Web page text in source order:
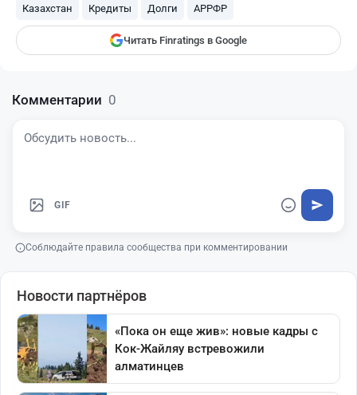
Казахстан Кредиты Долги АРРФР
Читать Finratings в Google
Комментарии 0
GIF
Соблюдайте правила сообщества при комментировании